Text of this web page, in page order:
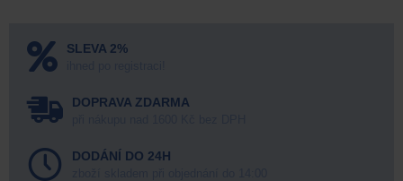
SLEVA 2%
DOPRAVA ZDARMA
DODÁNÍ DO 24H